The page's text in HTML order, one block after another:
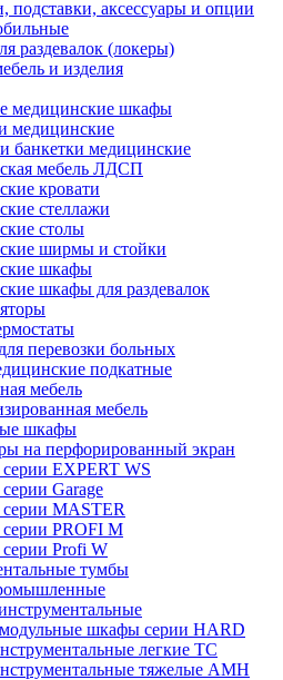
подставки, аксессуары и опции
раздевалок (локеры)
и изделия
медицинские шкафы
медицинские
банкетки медицинские
мебель ЛДСП
кровати
стеллажи
столы
ширмы и стойки
шкафы
шкафы для раздевалок
перевозки больных
подкатные
мебель
мебель
шкафы
на перфорированный экран
EXPERT WS
Garage
серии MASTER
серии PROFI M
серии Profi W
тумбы
шкафы серии HARD
легкие ТС
тяжелые AMH